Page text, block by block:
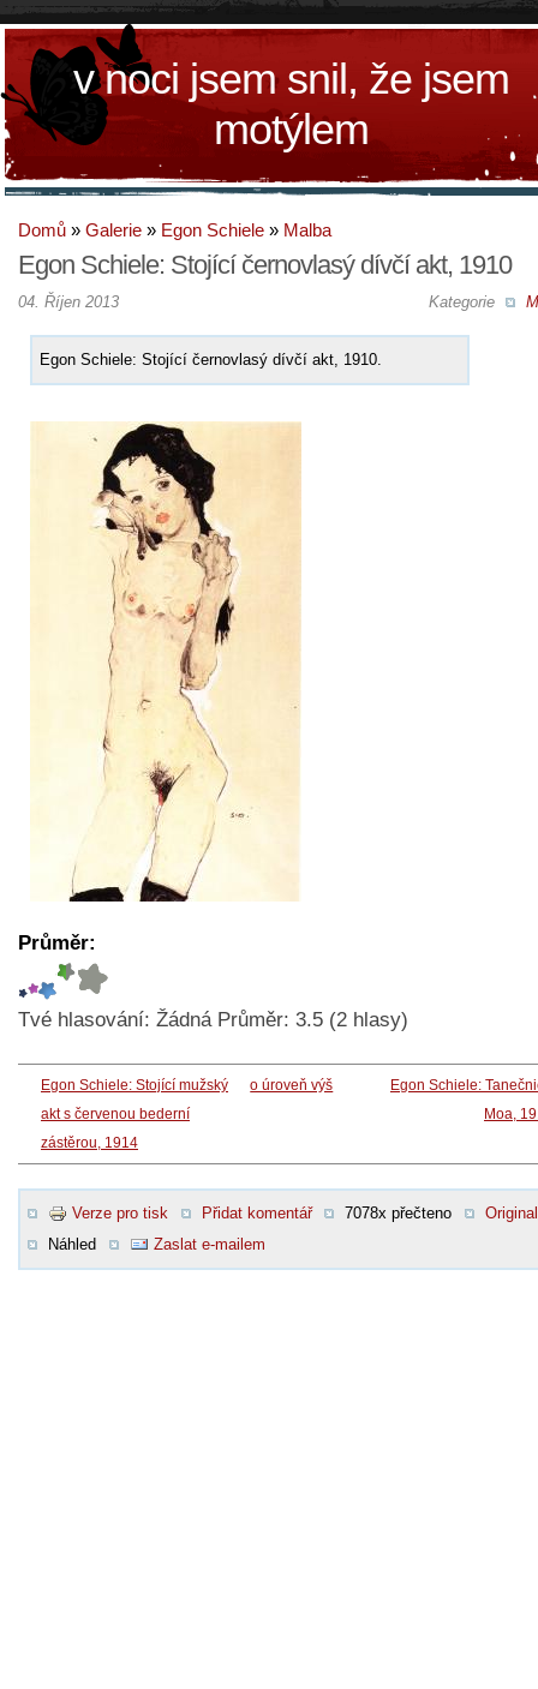
v noci jsem snil, že jsem
motýlem
Domů » Galerie » Egon Schiele » Malba
Egon Schiele: Stojící černovlasý dívčí akt, 1910
Kategorie
04. Říjen 2013
Egon Schiele: Stojící černovlasý dívčí akt, 1910.
Průměr:
Tvé hlasování: Žádná Průměr: 3.5 (2 hlasy)
Egon Schiele: Stojící mužský
akt s červenou bederní
zástěrou, 1914
o úroveň výš
Egon Schiele:
Moa,
Verze pro tisk Přidat komentář 7078x přečteno
Original
Náhled
Zaslat e-mailem